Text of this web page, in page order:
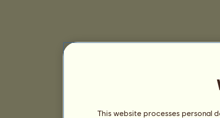
This website processes personal